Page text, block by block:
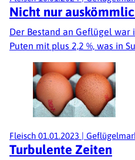
Nicht nur
Der Bestand an Geflügel
Puten mit plus 2,2 %, was in
Fleisch 01.01.2023 |
Turbulente Zeiten